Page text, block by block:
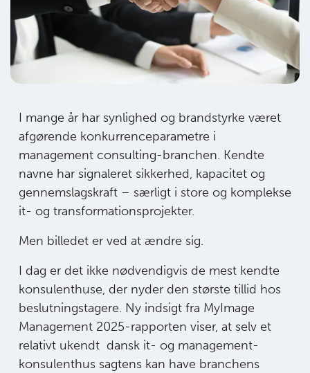
I mange år har synlighed og brandstyrke været
afgørende konkurrenceparametre i
management consulting-branchen. Kendte
navne har signaleret sikkerhed, kapacitet og
gennemslagskraft – særligt i store og komplekse
it- og transformationsprojekter.
Men billedet er ved at ændre sig.
I dag er det ikke nødvendigvis de mest kendte
konsulenthuse, der nyder den største tillid hos
beslutningstagere. Ny indsigt fra MyImage
Management 2025-rapporten viser, at selv et
relativt ukendt dansk it- og management-
konsulenthus sagtens kan have branchens